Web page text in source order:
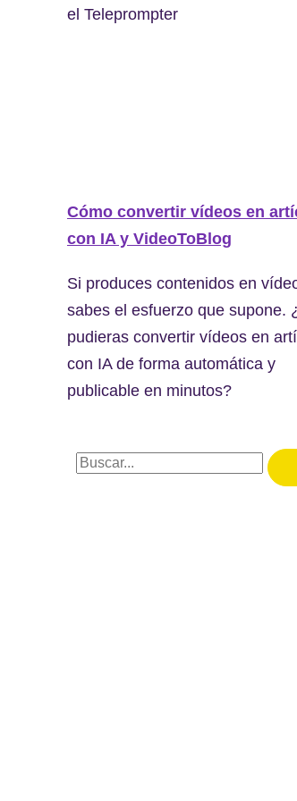
el Teleprompter
Cómo convertir vídeos en
con IA y VideoToBlog
Si produces contenidos en
sabes el esfuerzo que supone.
pudieras convertir vídeos en
con IA de forma automática y
publicable en minutos?